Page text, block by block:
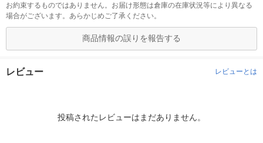
お約束するものではありません。お届け形態は倉庫の在庫状況等により異なる
場合がございます。あらかじめご了承ください。
商品情報の誤りを報告する
レビュー レビューとは
投稿されたレビューはまだありません。